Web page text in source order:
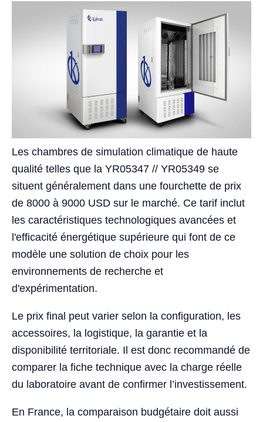
Les chambres de simulation climatique de haute
qualité telles que la YR05347 // YR05349 se
situent généralement dans une fourchette de prix
de 8000 à 9000 USD sur le marché. Ce tarif inclut
les caractéristiques technologiques avancées et
l'efficacité énergétique supérieure qui font de ce
modèle une solution de choix pour les
environnements de recherche et
d'expérimentation.
Le prix final peut varier selon la configuration, les
accessoires, la logistique, la garantie et la
disponibilité territoriale. Il est donc recommandé de
comparer la fiche technique avec la charge réelle
du laboratoire avant de confirmer l’investissement.
En France, la comparaison budgétaire doit aussi